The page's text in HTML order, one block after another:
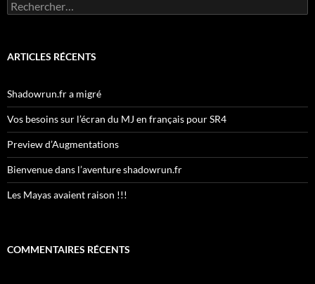
Rechercher :
ARTICLES RÉCENTS
Shadowrun.fr a migré
Vos besoins sur l’écran du MJ en français pour SR4
Preview d’Augmentations
Bienvenue dans l’aventure shadowrun.fr
Les Mayas avaient raison !!!
COMMENTAIRES RÉCENTS